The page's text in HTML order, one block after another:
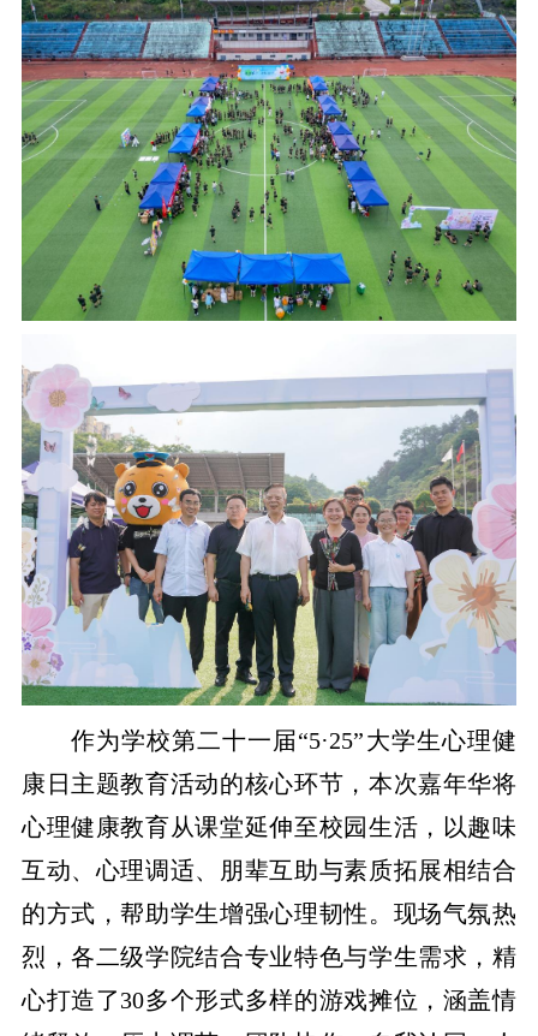
作为学校第二十一届“5·25”大学生心理健
康日主题教育活动的核心环节，本次嘉年华将
心理健康教育从课堂延伸至校园生活，以趣味
互动、心理调适、朋辈互助与素质拓展相结合
的方式，帮助学生增强心理韧性。现场气氛热
烈，各二级学院结合专业特色与学生需求，精
心打造了30多个形式多样的游戏摊位，涵盖情